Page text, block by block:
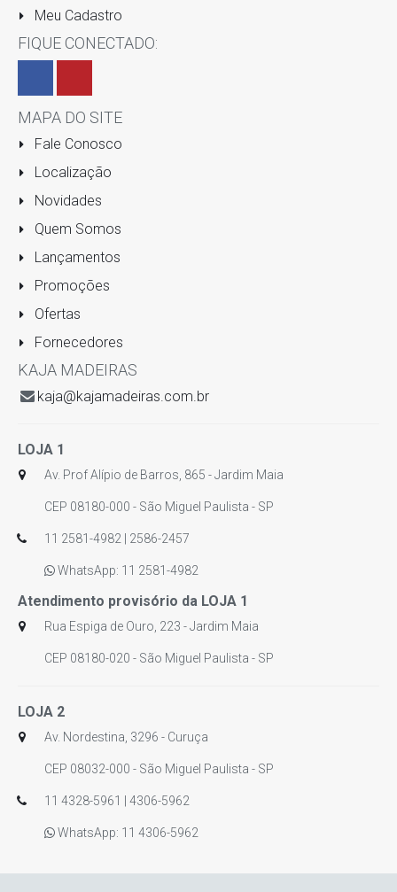
Meu Cadastro
FIQUE CONECTADO:
MAPA DO SITE
Fale Conosco
Localização
Novidades
Quem Somos
Lançamentos
Promoções
Ofertas
Fornecedores
KAJA MADEIRAS
kaja@kajamadeiras.com.br
LOJA 1
Av. Prof Alípio de Barros, 865 - Jardim Maia
CEP 08180-000 - São Miguel Paulista - SP
11 2581-4982 | 2586-2457
WhatsApp: 11 2581-4982
Atendimento provisório da LOJA 1
Rua Espiga de Ouro, 223 - Jardim Maia
CEP 08180-020 - São Miguel Paulista - SP
LOJA 2
Av. Nordestina, 3296 - Curuça
CEP 08032-000 - São Miguel Paulista - SP
11 4328-5961 | 4306-5962
WhatsApp: 11 4306-5962